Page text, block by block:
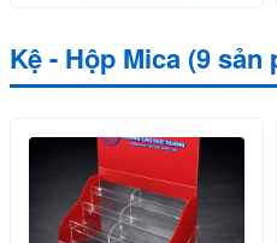
Kệ - Hộp Mica (9 sản